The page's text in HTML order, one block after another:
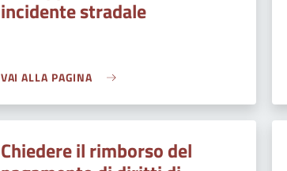
incidente stradale
VAI ALLA PAGINA
Chiedere il rimborso del